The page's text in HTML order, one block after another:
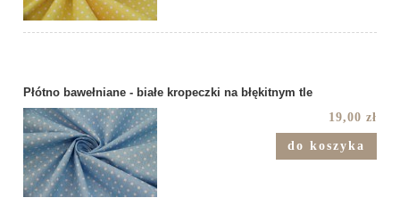
Płótno bawełniane - białe kropeczki na błękitnym tle
19,00 zł
do koszyka